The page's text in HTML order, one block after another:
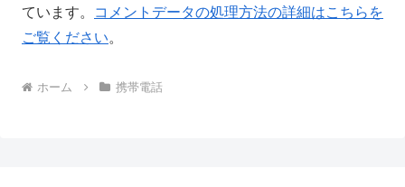
ています。
コメントデータの処理方法の詳細はこちらを
ご覧ください。
ホーム 携帯電話